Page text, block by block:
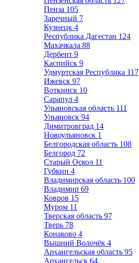
Пенза 105
Заречный 7
Кузнецк 4
Республика Дагестан 124
Махачкала 88
Дербент 9
Каспийск 9
Удмуртская Республика 117
Ижевск 97
Воткинск 10
Сарапул 4
Ульяновская область 111
Ульяновск 94
Димитровград 14
Новоульяновск 1
Белгородская область 108
Белгород 72
Старый Оскол 11
Губкин 4
Владимирская область 100
Владимир 69
Ковров 15
Муром 11
Тверская область 97
Тверь 78
Конаково 4
Вышний Волочёк 4
Архангельская область 95
Архангельск 64